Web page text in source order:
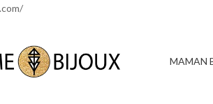
MAMAN